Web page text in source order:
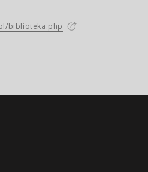
biblioteka.php